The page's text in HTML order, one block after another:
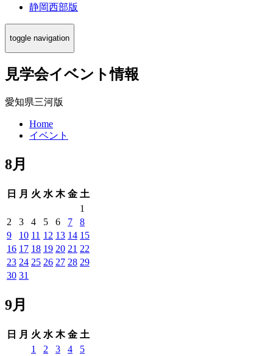
静岡西部版
toggle navigation
見学会イベント情報
愛知県三河版
Home
イベント
8月
日 月 火 水 木 金 土
1
2
3 4 5 6 7
8
9
10 11 12 13 14 15
16 17 18 19 20 21 22
23 24 25 26 27 28 29
30 31
9月
日 月 火 水 木 金 土
1
2 3 4
5